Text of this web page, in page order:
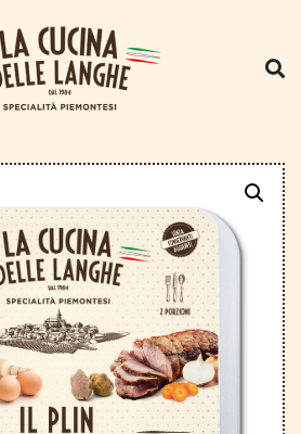
. Il Plin di carne e tartufo